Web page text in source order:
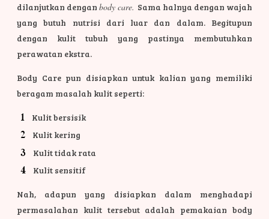
dilanjutkan denganbody care. Sama halnya dengan wajah
yang butuh nutrisi dari luar dan dalam. Begitupun
dengan kulit tubuh yang pastinya membutuhkan
perawatan ekstra.
Body Care pun disiapkan untuk kalian yang memiliki
beragam masalah kulit seperti:
Kulit bersisik
Kulit kering
Kulit tidak rata
Kulit sensitif
Nah, adapun yang disiapkan dalam menghadapi
permasalahan kulit tersebut adalah pemakaian body